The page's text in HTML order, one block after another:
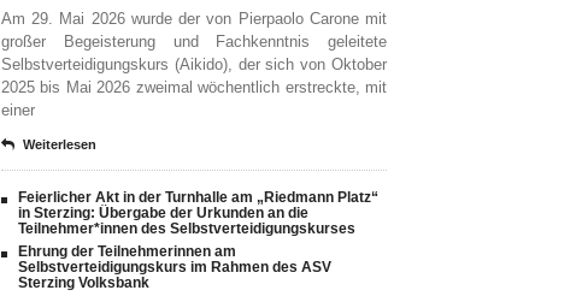
Am 29. Mai 2026 wurde der von Pierpaolo Carone mit
großer Begeisterung und Fachkenntnis geleitete
Selbstverteidigungskurs (Aikido), der sich von Oktober
2025 bis Mai 2026 zweimal wöchentlich erstreckte, mit
einer
Weiterlesen
Feierlicher Akt in der Turnhalle am „Riedmann Platz“
in Sterzing: Übergabe der Urkunden an die
Teilnehmer*innen des Selbstverteidigungskurses
Ehrung der Teilnehmerinnen am
Selbstverteidigungskurs im Rahmen des ASV
Sterzing Volksbank